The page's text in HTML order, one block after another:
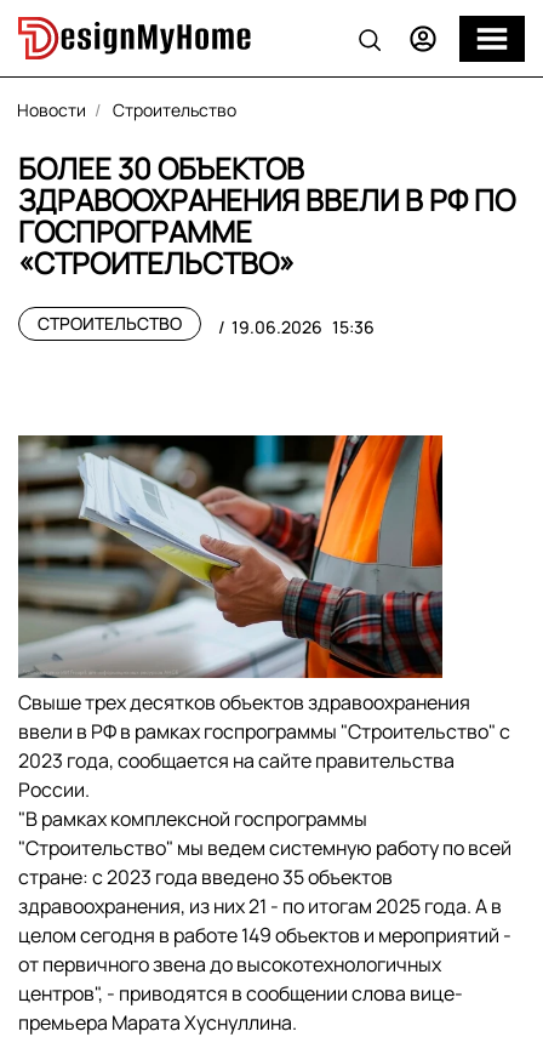
Новости Строительство
БОЛЕЕ 30 ОБЪЕКТОВ
ЗДРАВООХРАНЕНИЯ ВВЕЛИ В РФ ПО
ГОСПРОГРАММЕ
«СТРОИТЕЛЬСТВО»
СТРОИТЕЛЬСТВО 19.06.2026 15:36
Свыше трех десятков объектов здравоохранения
ввели в РФ в рамках госпрограммы "Строительство" с
2023 года, сообщается на сайте правительства
России.
"В рамках комплексной госпрограммы
"Строительство" мы ведем системную работу по всей
стране: с 2023 года введено 35 объектов
здравоохранения, из них 21 - по итогам 2025 года. А в
целом сегодня в работе 149 объектов и мероприятий -
от первичного звена до высокотехнологичных
центров", - приводятся в сообщении слова вице-
премьера Марата Хуснуллина.